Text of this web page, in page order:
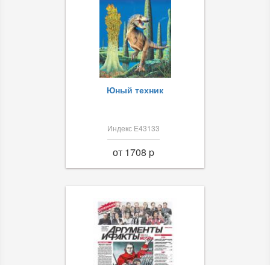
Юный техник
Индекс Е43133
от 1708 p